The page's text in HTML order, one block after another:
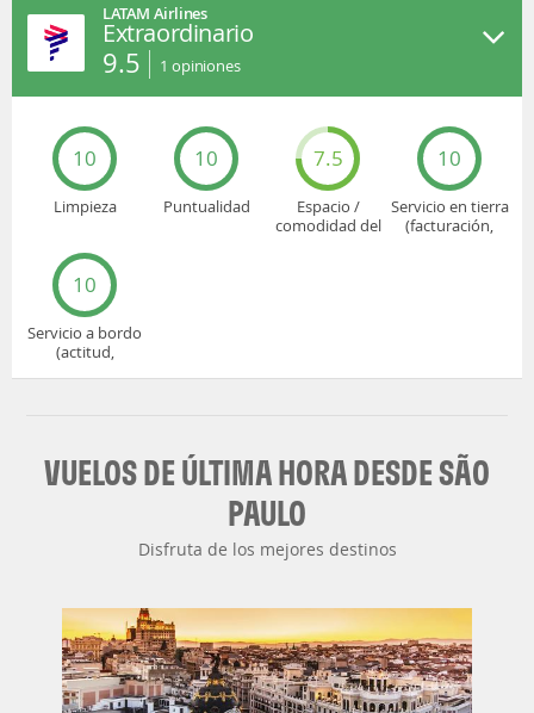
LATAM Airlines
Extraordinario
9.5 1 opiniones
10
Limpieza
10
Puntualidad
7.5
Espacio /
comodidad del
10
Servicio en tierra
(facturación,
10
Servicio a bordo
(actitud,
VUELOS DE ÚLTIMA HORA DESDE SÃO
PAULO
Disfruta de los mejores destinos